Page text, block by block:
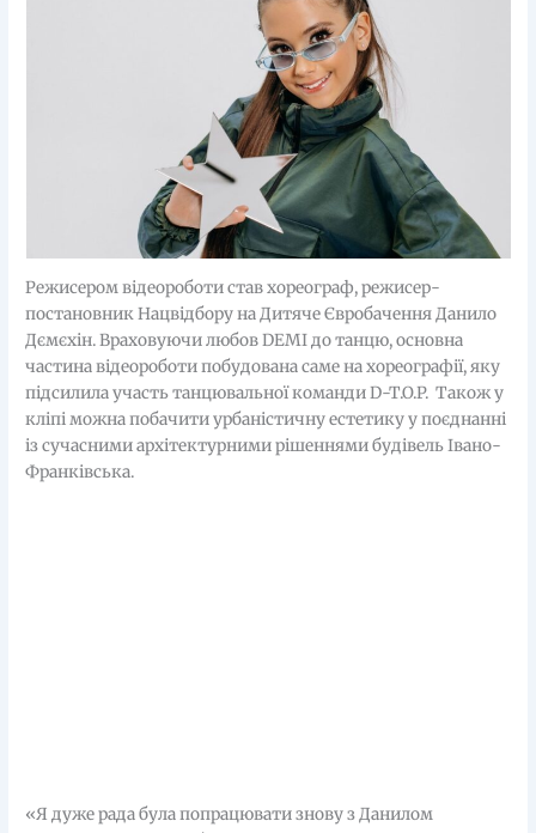
Режисером відеороботи став хореограф, режисер-
постановник Нацвідбору на Дитяче Євробачення Данило
Дємєхін. Враховуючи любов DEMI до танцю, основна
частина відеороботи побудована саме на хореографії, яку
підсилила участь танцювальної команди D-T.O.P. Також у
кліпі можна побачити урбаністичну естетику у поєднанні
із сучасними архітектурними рішеннями будівель Івано-
Франківська.
«Я дуже рада була попрацювати знову з Данилом